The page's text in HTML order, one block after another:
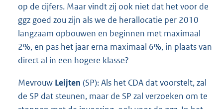
op de cijfers. Maar vindt zij ook niet dat het voor de
ggz goed zou zijn als we de herallocatie per 2010
langzaam opbouwen en beginnen met maximaal
2%, en pas het jaar erna maximaal 6%, in plaats van
direct al in een hogere klasse?
Mevrouw Leijten (SP): Als het CDA dat voorstelt, zal
de SP dat steunen, maar de SP zal verzoeken om te